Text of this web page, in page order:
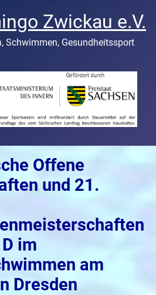
Zwickau e.V.
Schwimmen, Gesundheitssport
Offene
und 21.
im
am
Dresden